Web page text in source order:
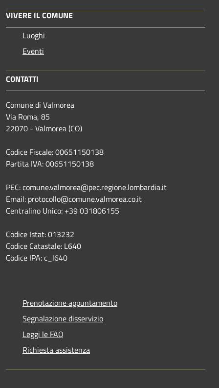
VIVERE IL COMUNE
Luoghi
Eventi
CONTATTI
Comune di Valmorea
Via Roma, 85
22070 - Valmorea (CO)
Codice Fiscale: 00651150138
Partita IVA: 00651150138
PEC: comune.valmorea@pec.regione.lombardia.it
Email: protocollo@comune.valmorea.co.it
Centralino Unico: +39 031806155
Codice Istat: 013232
Codice Catastale: L640
Codice IPA: c_l640
Prenotazione appuntamento
Segnalazione disservizio
Leggi le FAQ
Richiesta assistenza